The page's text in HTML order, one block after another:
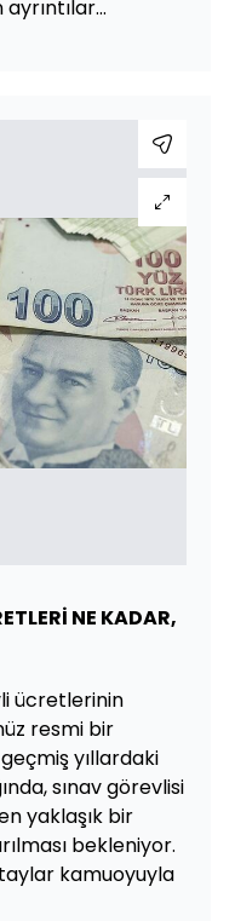
NE KADAR,
ücretlerinin
resmi bir
yıllardaki
sınav görevlisi
yaklaşık bir
bekleniyor.
kamuoyuyla